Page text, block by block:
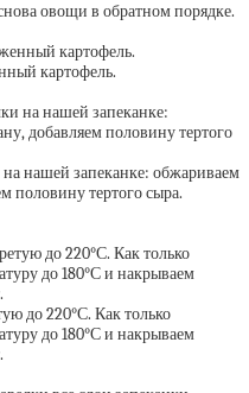
овощи в обратном порядке.
картофель.
нашей запеканке: обжариваем
половину тертого сыра.
до 220°С. Как только
до 180°С и накрываем